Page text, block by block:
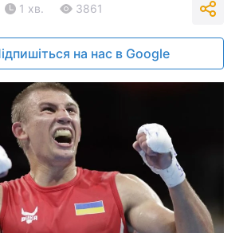
1 хв. 3861
на нас в Google